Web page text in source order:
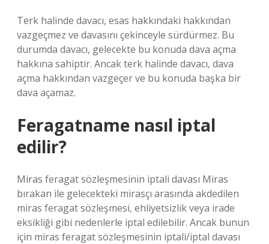
Terk halinde davacı, esas hakkındaki hakkından
vazgeçmez ve davasını çekinceyle sürdürmez. Bu
durumda davacı, gelecekte bu konuda dava açma
hakkına sahiptir. Ancak terk halinde davacı, dava
açma hakkından vazgeçer ve bu konuda başka bir
dava açamaz.
Feragatname nasıl iptal
edilir?
Miras feragat sözleşmesinin iptali davası Miras
bırakan ile gelecekteki mirasçı arasında akdedilen
miras feragat sözleşmesi, ehliyetsizlik veya irade
eksikliği gibi nedenlerle iptal edilebilir. Ancak bunun
için miras feragat sözleşmesinin iptali/iptal davası